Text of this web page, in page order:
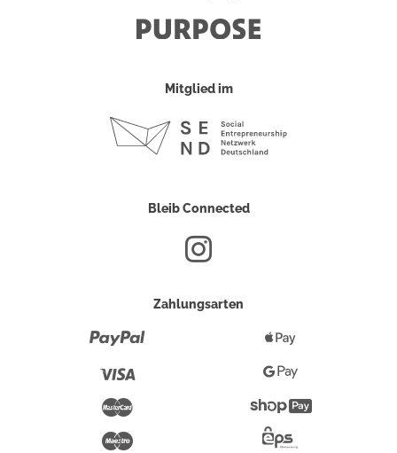
Mitglied im
Bleib Connected
Zahlungsarten
Maestro
Pay
Google
PayShopify